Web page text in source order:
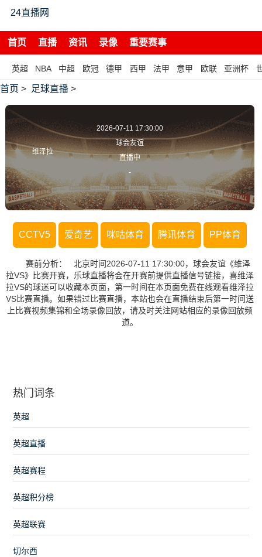
24直播网
首页 直播 资讯 录像 重要赛事
英超 NBA 中超 欧冠 德甲 西甲 法甲 意甲 欧联 亚洲杯
首页 > 足球直播 >
维泽拉
2026-07-11 17:30:00
球会友谊
直播中
-
CCTV5 爱奇艺 咪咕体育 腾讯体育 PP体育
赛前分析： 北京时间2026-07-11 17:30:00，球会友谊《维泽
拉VS》比赛开赛，乐球直播将会在开赛前提供直播信号链接，喜维泽
拉VS的球迷可以收藏本页面，第一时间在本页面免费在线观看维泽拉
VS比赛直播。如果错过比赛直播，本站也会在直播结束后第一时间送
上比赛视频集锦和全场录像回放，请及时关注网站相应的录像回放频
道。
热门词条
英超
英超直播
英超赛程
英超积分榜
英超联赛
切尔西